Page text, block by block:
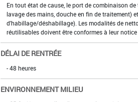
En tout état de cause, le port de combinaison
lavage des mains, douche en fin de traitement)
d'habillage/déshabillage). Les modalités de
réutilisables doivent être conformes à leur
DÉLAI DE RENTRÉE
- 48 heures
ENVIRONNEMENT MILIEU